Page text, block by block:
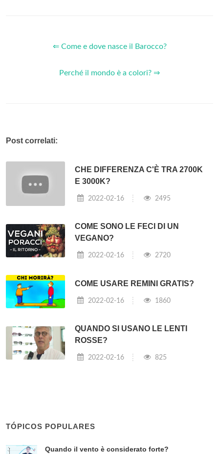
⇐ Come e dove nasce il Barocco?
Perché il mondo è a colori? ⇒
Post correlati:
CHE DIFFERENZA C'È TRA 2700K
E 3000K?
2022-02-16 2495
COME SONO LE FECI DI UN
VEGANO?
2022-02-16 2720
COME USARE REMINI GRATIS?
2022-02-16 1860
QUANDO SI USANO LE LENTI
ROSSE?
2022-02-16 825
TÓPICOS POPULARES
Quando il vento è considerato forte?